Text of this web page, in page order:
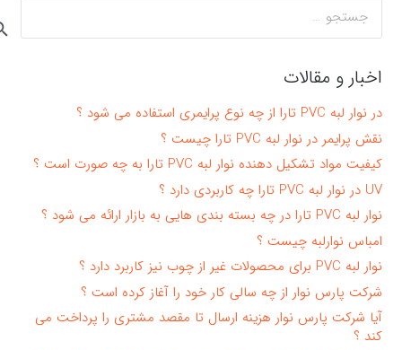
برای:
اخبار و مقالات
در نوار لبه PVC تارا از چه نوع پرایمری استفاده می شود ؟
نقش پرایمر در نوار لبه PVC تارا چیست ؟
کیفیت مواد تشکیل دهنده نوار لبه PVC تارا به چه صورت است ؟
UV در نوار لبه PVC تارا چه کاربردی دارد ؟
نوار لبه PVC تارا در چه بسته بندی هایی به بازار ارائه می شود ؟
امباس نوارلبه چیست ؟
نوار لبه PVC برای محصولات غیر از چوب نیز کاربرد دارد ؟
شرکت پارس نوار از چه سالی کار خود را آغاز کرده است ؟
آیا شرکت پارس نوار هزینه ارسال تا مقصد مشتری را پرداخت می
کند ؟